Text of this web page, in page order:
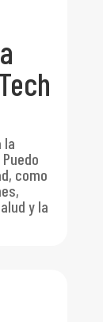
la
Puedo
como
y la